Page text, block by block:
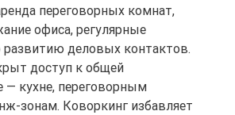
переговорных комнат,
офиса, регулярные
развитию деловых контактов.
доступ к общей
— кухне, переговорным
зонам. Коворкинг избавляет